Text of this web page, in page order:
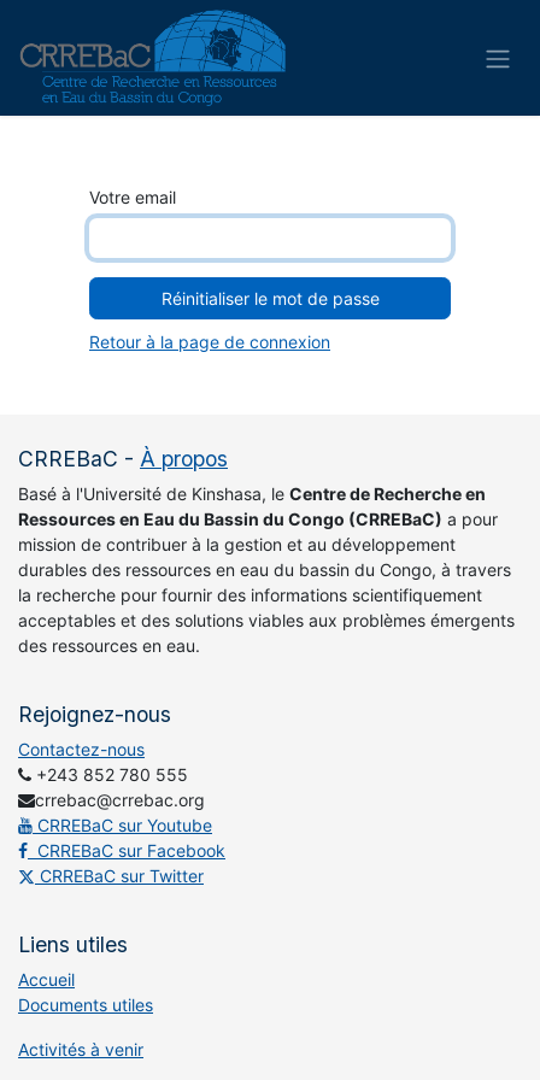
Votre email
Réinitialiser le mot de passe
Retour à la page de connexion
CRREBaC - À propos
Basé à l'Université de Kinshasa, le Centre de Recherche en
Ressources en Eau du Bassin du Congo (CRREBaC) a pour
mission de contribuer à la gestion et au développement
durables des ressources en eau du bassin du Congo, à travers
la recherche pour fournir des informations scientifiquement
acceptables et des solutions viables aux problèmes émergents
des ressources en eau.
Rejoignez-nous
Contactez-nous
+243 852 780 555
crrebac@crrebac.org
CRREBaC sur Youtube
CRREBaC sur Facebook
CRREBaC sur Twitter
Liens utiles
Accueil
Documents utiles
Activités à venir